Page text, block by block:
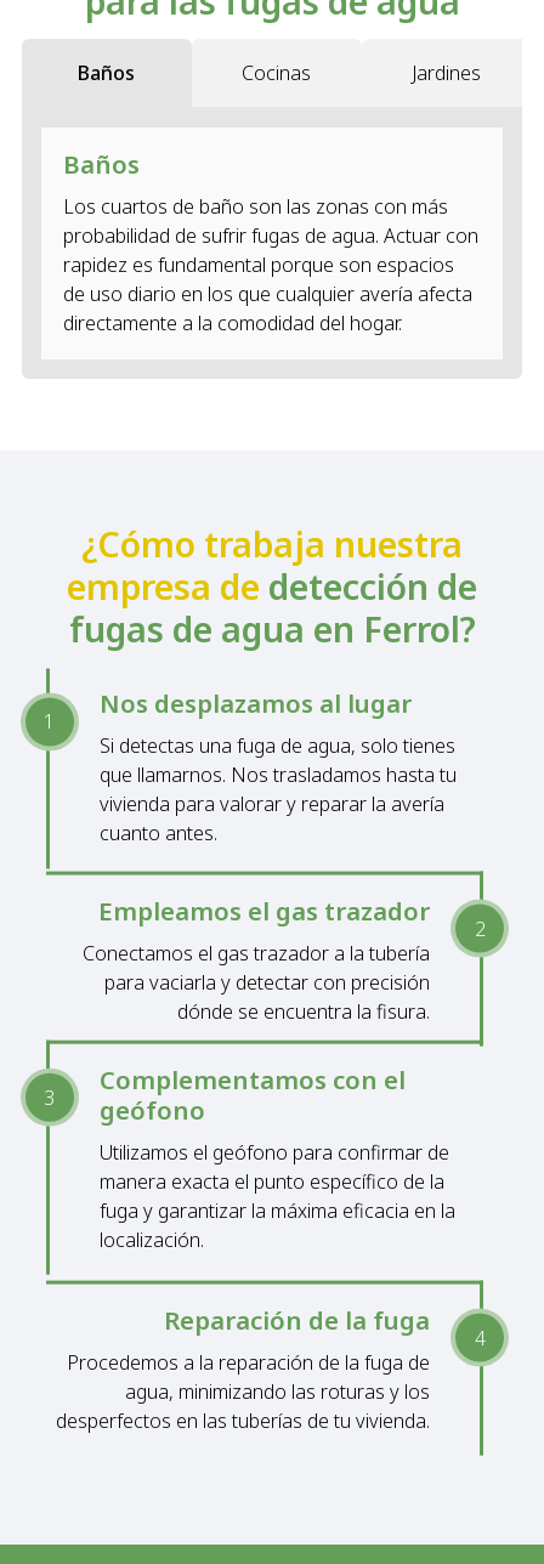
Baños Cocinas Jardines
Baños
Los cuartos de baño son las zonas con más
probabilidad de sufrir fugas de agua. Actuar con
rapidez es fundamental porque son espacios
de uso diario en los que cualquier avería afecta
directamente a la comodidad del hogar.
¿Cómo trabaja nuestra
empresa de detección de
fugas de agua en Ferrol?
Nos desplazamos al lugar
Si detectas una fuga de agua, solo tienes
que llamarnos. Nos trasladamos hasta tu
vivienda para valorar y reparar la avería
cuanto antes.
Empleamos el gas trazador
Conectamos el gas trazador a la tubería
para vaciarla y detectar con precisión
dónde se encuentra la fisura.
Complementamos con el
geófono
Utilizamos el geófono para confirmar de
manera exacta el punto específico de la
fuga y garantizar la máxima eficacia en la
localización.
Reparación de la fuga
Procedemos a la reparación de la fuga de
agua, minimizando las roturas y los
desperfectos en las tuberías de tu vivienda.